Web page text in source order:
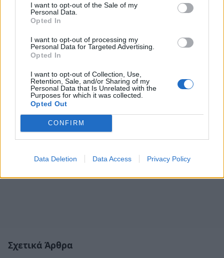
I want to opt-out of the Sale of my
Personal Data.
Opted In
I want to opt-out of processing my
Personal Data for Targeted Advertising.
Opted In
I want to opt-out of Collection, Use,
Retention, Sale, and/or Sharing of my
Personal Data that Is Unrelated with the
Purposes for which it was collected.
Opted Out
CONFIRM
Data Deletion Data Access Privacy Policy
Σχετικά Άρθρα